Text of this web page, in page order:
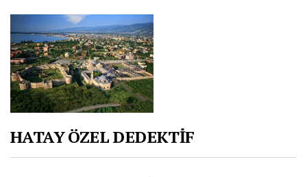
HATAY ÖZEL DEDEKTİF